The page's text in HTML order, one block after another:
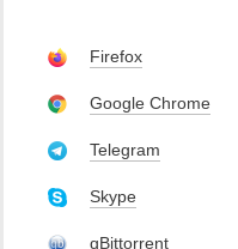
Firefox
Google Chrome
Telegram
Skype
qBittorrent